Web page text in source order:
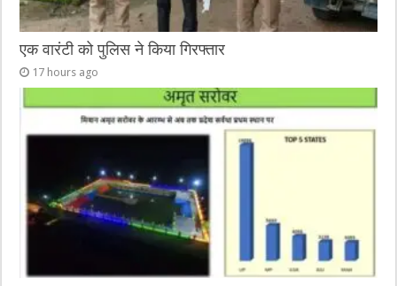
एक वारंटी को पुलिस ने किया गिरफ्तार
17 hours ago